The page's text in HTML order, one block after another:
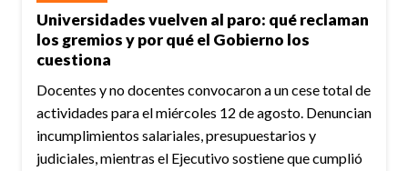
Universidades vuelven al paro: qué reclaman
los gremios y por qué el Gobierno los
cuestiona
Docentes y no docentes convocaron a un cese total de
actividades para el miércoles 12 de agosto. Denuncian
incumplimientos salariales, presupuestarios y
judiciales, mientras el Ejecutivo sostiene que cumplió